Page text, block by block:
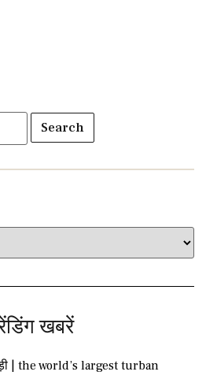
खबरें
| the world’s largest turban